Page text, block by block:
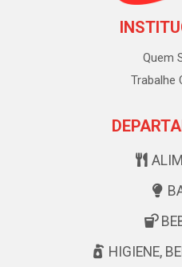
Quem
Trabalhe
HIGIENE,